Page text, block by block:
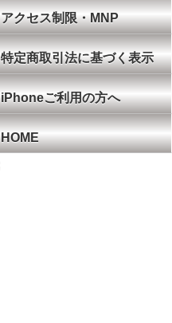
アクセス制限・MNP
特定商取引法に基づく表示
iPhoneご利用の方へ
HOME